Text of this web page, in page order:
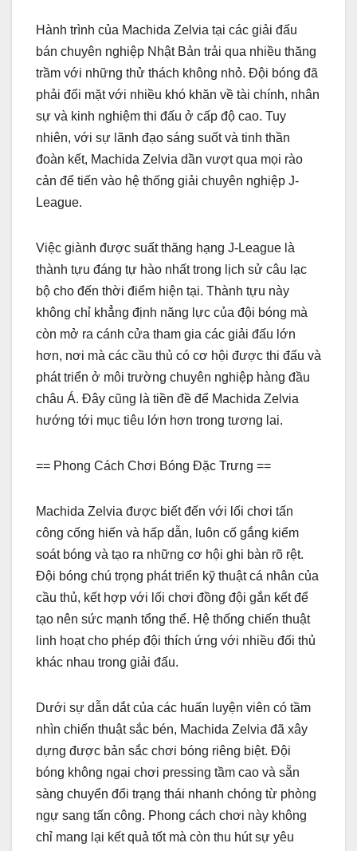
Hành trình của Machida Zelvia tại các giải đấu
bán chuyên nghiệp Nhật Bản trải qua nhiều thăng
trầm với những thử thách không nhỏ. Đội bóng đã
phải đối mặt với nhiều khó khăn về tài chính, nhân
sự và kinh nghiệm thi đấu ở cấp độ cao. Tuy
nhiên, với sự lãnh đạo sáng suốt và tinh thần
đoàn kết, Machida Zelvia dần vượt qua mọi rào
cản để tiến vào hệ thống giải chuyên nghiệp J-
League.
Việc giành được suất thăng hạng J-League là
thành tựu đáng tự hào nhất trong lịch sử câu lạc
bộ cho đến thời điểm hiện tại. Thành tựu này
không chỉ khẳng định năng lực của đội bóng mà
còn mở ra cánh cửa tham gia các giải đấu lớn
hơn, nơi mà các cầu thủ có cơ hội được thi đấu và
phát triển ở môi trường chuyên nghiệp hàng đầu
châu Á. Đây cũng là tiền đề để Machida Zelvia
hướng tới mục tiêu lớn hơn trong tương lai.
== Phong Cách Chơi Bóng Đặc Trưng ==
Machida Zelvia được biết đến với lối chơi tấn
công cống hiến và hấp dẫn, luôn cố gắng kiểm
soát bóng và tạo ra những cơ hội ghi bàn rõ rệt.
Đội bóng chú trọng phát triển kỹ thuật cá nhân của
cầu thủ, kết hợp với lối chơi đồng đội gắn kết để
tạo nên sức mạnh tổng thể. Hệ thống chiến thuật
linh hoạt cho phép đội thích ứng với nhiều đối thủ
khác nhau trong giải đấu.
Dưới sự dẫn dắt của các huấn luyện viên có tầm
nhìn chiến thuật sắc bén, Machida Zelvia đã xây
dựng được bản sắc chơi bóng riêng biệt. Đội
bóng không ngại chơi pressing tầm cao và sẵn
sàng chuyển đổi trạng thái nhanh chóng từ phòng
ngự sang tấn công. Phong cách chơi này không
chỉ mang lại kết quả tốt mà còn thu hút sự yêu